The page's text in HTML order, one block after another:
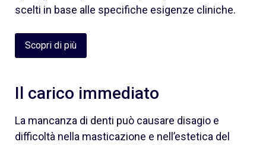
scelti in base alle specifiche esigenze cliniche.
Scopri di più
Il carico immediato
La mancanza di denti può causare disagio e
difficoltà nella masticazione e nell’estetica del